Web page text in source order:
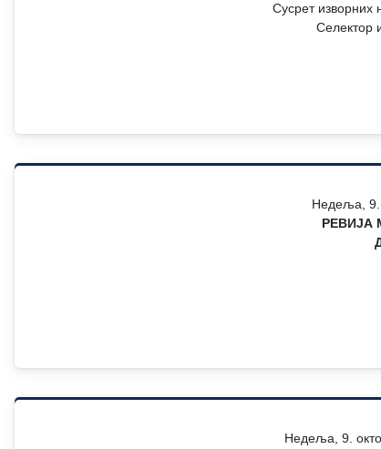
Сусрет изворних
Селектор
Недеља, 9.
РЕВИЈА
Недеља, 9.